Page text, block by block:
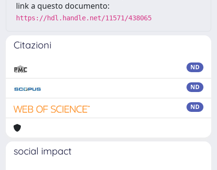
link a questo documento:
https://hdl.handle.net/11571/438065
Citazioni
ND
ND
ND
social impact